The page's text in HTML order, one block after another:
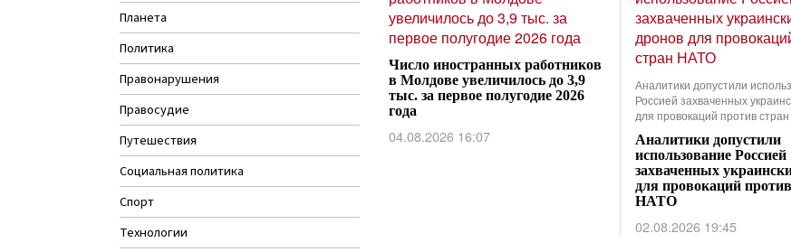
Число иностранных работников
в Молдове увеличилось до 3,9
тыс. за первое полугодие 2026
года
04.08.2026 16:07
Аналитики допустили
Россией захваченных
для провокаций против
Аналитики допустили
использование Россией
захваченных
для провокаций
НАТО
02.08.2026 19:45
ПРЕДЫДУЩАЯ НОВОСТЬ
Планета
Политика
Правонарушения
Правосудие
Путешествия
Социальная политика
Спорт
Технологии